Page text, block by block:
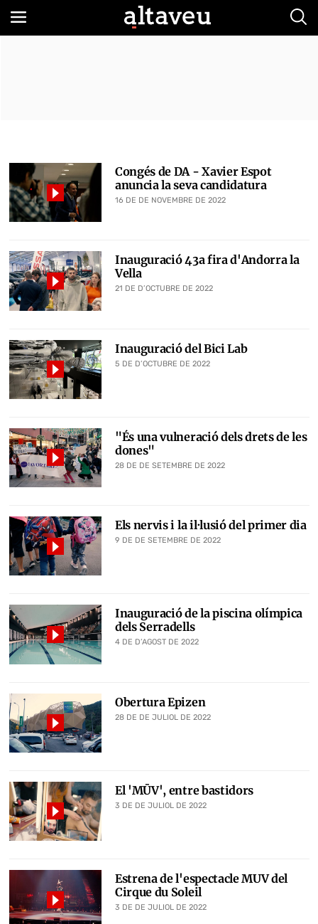
Congés de DA - Xavier Espot
anuncia la seva candidatura
16 DE DE NOVEMBRE DE 2022
Inauguració 43a fira d'Andorra la
Vella
21 DE D’OCTUBRE DE 2022
Inauguració del Bici Lab
5 DE D’OCTUBRE DE 2022
"És una vulneració dels drets de les
dones"
28 DE DE SETEMBRE DE 2022
Els nervis i la il·lusió del primer dia
9 DE DE SETEMBRE DE 2022
Inauguració de la piscina olímpica
dels Serradells
4 DE D’AGOST DE 2022
Obertura Epizen
28 DE DE JULIOL DE 2022
El 'MŪV', entre bastidors
3 DE DE JULIOL DE 2022
Estrena de l'espectacle MUV del
Cirque du Soleil
3 DE DE JULIOL DE 2022